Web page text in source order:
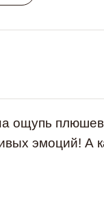
ощупь
эмоций! А